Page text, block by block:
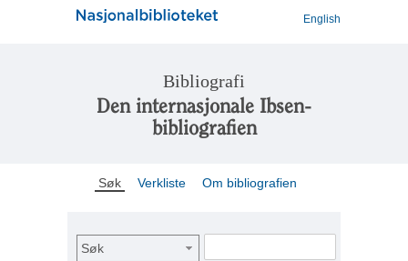
English
Bibliografi
Den internasjonale Ibsen-
bibliografien
Søk Verkliste Om bibliografien
Søk